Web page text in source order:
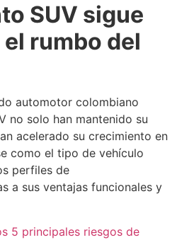
SUV sigue
rumbo del
automotor colombiano
no solo han mantenido su
acelerado su crecimiento en
como el tipo de vehículo
perfiles de
a sus ventajas funcionales y
5 principales riesgos de